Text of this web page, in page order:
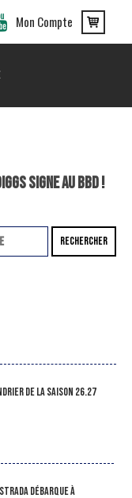
Mon Compte
SIGNE AU BBD !
RECHERCHER
DE LA SAISON 26.27
débarque à